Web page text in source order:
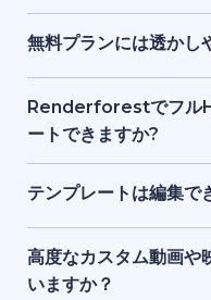
随時追加されるため、
利用できます。
はい。Renderforest
テンプレートやツール
無料プランには透かし
はい。無料プランで
透かしが入り、標準解
有料プランでは透かし
Renderforestでフル
ートできますか?
はい。有料プランでフ
です。無料プランでは
テンプレートは編集で
はい。すべてのテンプ
ロゴ、音楽、その他の
ランドアイデンティテ
高度なカスタム動画や
いますか？